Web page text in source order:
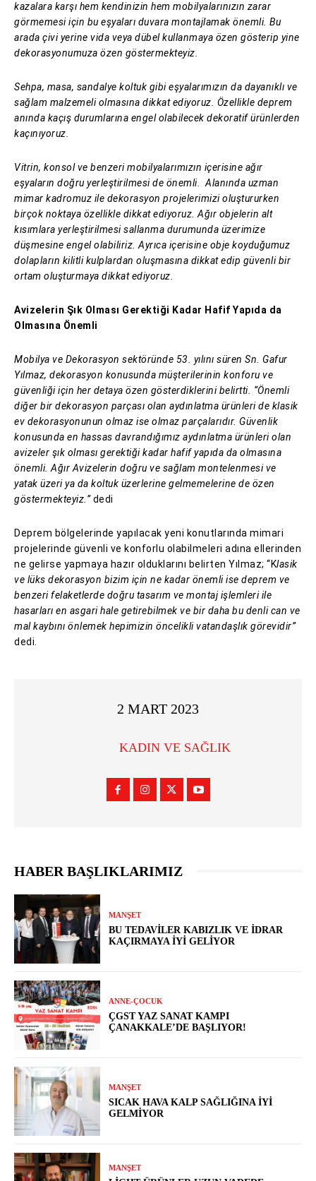
kazalara karşı hem kendinizin hem mobilyalarınızın zarar
görmemesi için bu eşyaları duvara montajlamak önemli. Bu
arada çivi yerine vida veya dübel kullanmaya özen gösterip yine
dekorasyonumuza özen göstermekteyiz.
Sehpa, masa, sandalye koltuk gibi eşyalarımızın da dayanıklı ve
sağlam malzemeli olmasına dikkat ediyoruz. Özellikle deprem
anında kaçış durumlarına engel olabilecek dekoratif ürünlerden
kaçınıyoruz.
Vitrin, konsol ve benzeri mobilyalarımızın içerisine ağır
eşyaların doğru yerleştirilmesi de önemli. Alanında uzman
mimar kadromuz ile dekorasyon projelerimizi oluştururken
birçok noktaya özellikle dikkat ediyoruz. Ağır objelerin alt
kısımlara yerleştirilmesi sallanma durumunda üzerimize
düşmesine engel olabiliriz. Ayrıca içerisine obje koyduğumuz
dolapların kilitli kulplardan oluşmasına dikkat edip güvenli bir
ortam oluşturmaya dikkat ediyoruz.
Avizelerin Şık Olması Gerektiği Kadar Hafif Yapıda da
Olmasına Önemli
Mobilya ve Dekorasyon sektöründe 53. yılını süren Sn. Gafur
Yılmaz, dekorasyon konusunda müşterilerinin konforu ve
güvenliği için her detaya özen gösterdiklerini belirtti. “Önemli
diğer bir dekorasyon parçası olan aydınlatma ürünleri de klasik
ev dekorasyonunun olmaz ise olmaz parçalarıdır. Güvenlik
konusunda en hassas davrandığımız aydınlatma ürünleri olan
avizeler şık olması gerektiği kadar hafif yapıda da olmasına
önemli. Ağır Avizelerin doğru ve sağlam montelenmesi ve
yatak üzeri ya da koltuk üzerlerine gelmemelerine de özen
göstermekteyiz.”dedi
Deprem bölgelerinde yapılacak yeni konutlarında mimari
projelerinde güvenli ve konforlu olabilmeleri adına ellerinden
ne gelirse yapmaya hazır olduklarını belirten Yılmaz; “Klasik
ve lüks dekorasyon bizim için ne kadar önemli ise deprem ve
benzeri felaketlerde doğru tasarım ve montaj işlemleri ile
hasarları en asgari hale getirebilmek ve bir daha bu denli can ve
mal kaybını önlemek hepimizin öncelikli vatandaşlık görevidir”
dedi.
2 MART 2023
KADIN VE SAĞLIK
HABER BAŞLIKLARIMIZ
MANŞET
BU TEDAVILER KABIZLIK VE İDRAR
KAÇIRMAYA İYI GELIYOR
ANNE-ÇOCUK
ÇGST YAZ SANAT KAMPI
ÇANAKKALE’DE BAŞLIYOR!
MANŞET
SICAK HAVA KALP SAĞLIĞINA İYI
GELMIYOR
MANŞET